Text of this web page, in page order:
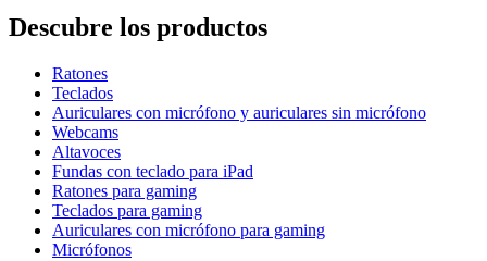
Descubre los productos
Ratones
Teclados
Auriculares con micrófono y auriculares sin micrófono
Webcams
Altavoces
Fundas con teclado para iPad
Ratones para gaming
Teclados para gaming
Auriculares con micrófono para gaming
Micrófonos